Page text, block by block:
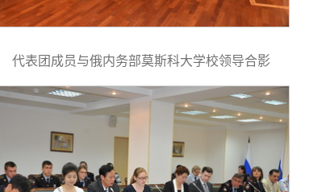
代表团成员与俄内务部莫斯科大学校领导合影